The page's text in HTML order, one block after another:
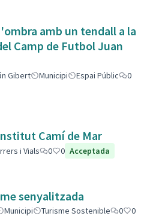
amb un tendall a la
Camp de Futbol Juan
Gibert Municipi Espai Públic
0
Camí de Mar
i Vials 0 0 Acceptada
senyalitzada
Municipi Turisme Sostenible 0
0